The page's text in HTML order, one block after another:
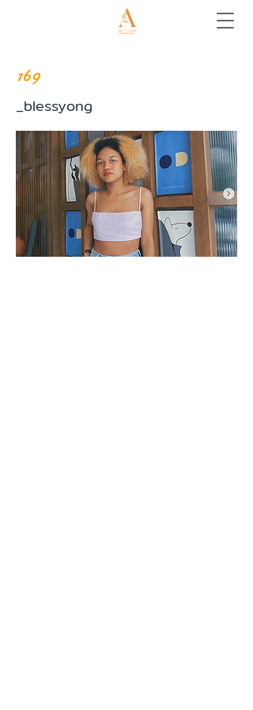
169
_blessyong